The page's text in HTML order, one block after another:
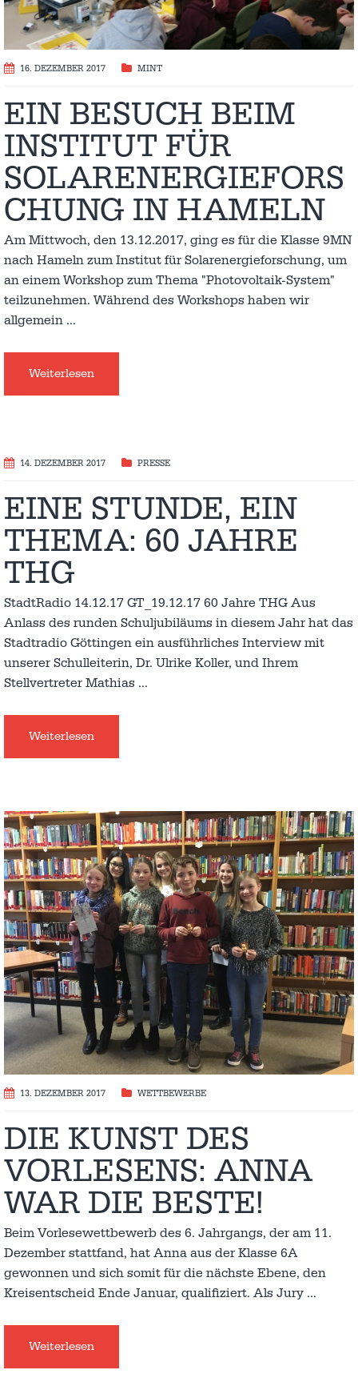
16. DEZEMBER 2017 MINT
EIN BESUCH BEIM
INSTITUT FÜR
SOLARENERGIEFORS
CHUNG IN HAMELN
Am Mittwoch, den 13.12.2017, ging es für die Klasse 9MN
nach Hameln zum Institut für Solarenergieforschung, um
an einem Workshop zum Thema "Photovoltaik-System"
teilzunehmen. Während des Workshops haben wir
allgemein …
Weiterlesen
14. DEZEMBER 2017 PRESSE
EINE STUNDE, EIN
THEMA: 60 JAHRE
THG
StadtRadio 14.12.17 GT_19.12.17 60 Jahre THG Aus
Anlass des runden Schuljubiläums in diesem Jahr hat das
Stadtradio Göttingen ein ausführliches Interview mit
unserer Schulleiterin, Dr. Ulrike Koller, und Ihrem
Stellvertreter Mathias …
Weiterlesen
13. DEZEMBER 2017 WETTBEWERBE
DIE KUNST DES
VORLESENS: ANNA
WAR DIE BESTE!
Beim Vorlesewettbewerb des 6. Jahrgangs, der am 11.
Dezember stattfand, hat Anna aus der Klasse 6A
gewonnen und sich somit für die nächste Ebene, den
Kreisentscheid Ende Januar, qualifiziert. Als Jury …
Weiterlesen